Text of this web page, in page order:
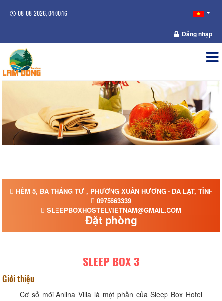
08-08-2026, 04:00:17
Đăng nhập
HẺM 5, BA THÁNG TƯ , PHƯỜNG XUÂN HƯƠNG - ĐÀ LẠT, TỈNH
0975663339
SLEEPBOXHOSTELVIETNAM@GMAIL.COM
Đặt phòng
SLEEP BOX 3
Giới thiệu
Cơ sở mới Anlina Villa là một phần của Sleep Box Hotel